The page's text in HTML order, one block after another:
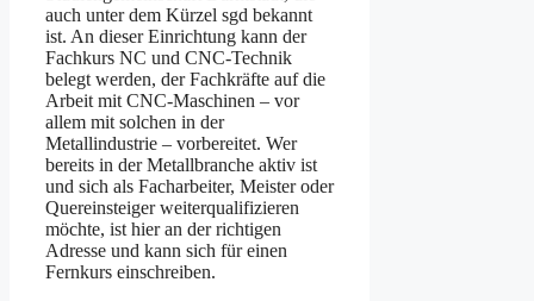
auch unter dem Kürzel sgd bekannt
ist. An dieser Einrichtung kann der
Fachkurs NC und CNC-Technik
belegt werden, der Fachkräfte auf die
Arbeit mit CNC-Maschinen – vor
allem mit solchen in der
Metallindustrie – vorbereitet. Wer
bereits in der Metallbranche aktiv ist
und sich als Facharbeiter, Meister oder
Quereinsteiger weiterqualifizieren
möchte, ist hier an der richtigen
Adresse und kann sich für einen
Fernkurs einschreiben.